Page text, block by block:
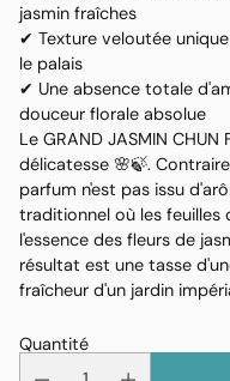
jasmin fraîches
✔ Texture veloutée
le palais
✔ Une absence totale
douceur florale absolue
Le GRAND JASMIN
délicatesse 🌸🍃.
parfum n'est pas issu
traditionnel où les
l'essence des fleurs de
résultat est une tasse
fraîcheur d'un jardin
Quantité